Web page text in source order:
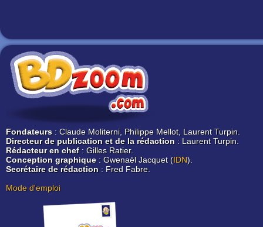
Fondateurs : Claude Moliterni, Philippe Mellot, Laurent Turpin.
Directeur de publication et de la rédaction : Laurent Turpin.
Rédacteur en chef: Gilles Ratier.
Conception graphique: Gwenaël Jacquet (IDN).
Secrétaire de rédaction : Fred Fabre.
Mode d'emploi